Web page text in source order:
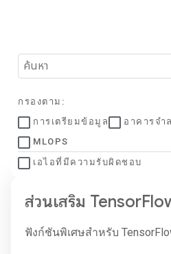
กรองตาม:
การเตรียมข้อมูล
อาคารจำ
MLOPS
เอไอที่มีความรับผิดชอบ
ส่วนเสริม
ฟังก์ชันพิเศษสำหรับ